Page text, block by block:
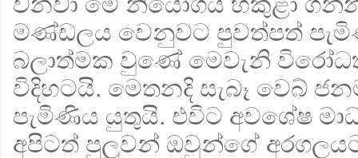
මණ්ඩලය වෙනුවට පුවත්පත්
බලාත්මක වුණේ මෙවැනි
විදිහටයි. මෙතනදි සැබෑ වෙබ්
පැමිණිය යුතුයි. එවිට අවශේෂ
අපිටත් පුලුවන් ඔවුන්ගේ